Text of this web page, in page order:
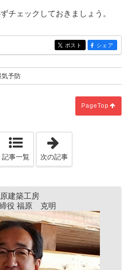
チェックしておきましょう。
entry1292
ポスト entry1292
シェア
気予防
PageTop
「足元から冷たさを防ぐ簡単テク」
記事一覧 次の記事
建築工房
役 福原 克明